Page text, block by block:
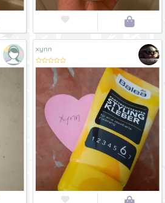
 
xynn
